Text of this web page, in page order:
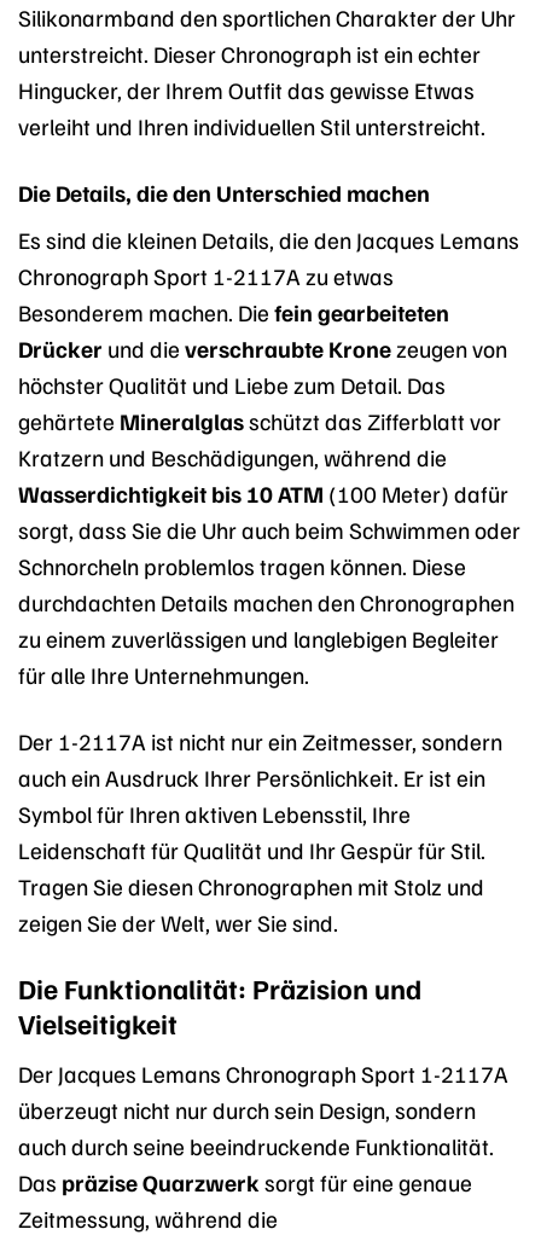
Silikonarmband den sportlichen Charakter der Uhr
unterstreicht. Dieser Chronograph ist ein echter
Hingucker, der Ihrem Outfit das gewisse Etwas
verleiht und Ihren individuellen Stil unterstreicht.
Die Details, die den Unterschied machen
Es sind die kleinen Details, die den Jacques Lemans
Chronograph Sport 1-2117A zu etwas
Besonderem machen. Die fein gearbeiteten
Drücker und die verschraubte Kronezeugen von
höchster Qualität und Liebe zum Detail. Das
gehärtete Mineralglasschützt das Zifferblatt vor
Kratzern und Beschädigungen, während die
Wasserdichtigkeit bis 10 ATM (100 Meter) dafür
sorgt, dass Sie die Uhr auch beim Schwimmen oder
Schnorcheln problemlos tragen können. Diese
durchdachten Details machen den Chronographen
zu einem zuverlässigen und langlebigen Begleiter
für alle Ihre Unternehmungen.
Der 1-2117A ist nicht nur ein Zeitmesser, sondern
auch ein Ausdruck Ihrer Persönlichkeit. Er ist ein
Symbol für Ihren aktiven Lebensstil, Ihre
Leidenschaft für Qualität und Ihr Gespür für Stil.
Tragen Sie diesen Chronographen mit Stolz und
zeigen Sie der Welt, wer Sie sind.
Die Funktionalität: Präzision und
Vielseitigkeit
Der Jacques Lemans Chronograph Sport 1-2117A
überzeugt nicht nur durch sein Design, sondern
auch durch seine beeindruckende Funktionalität.
Das präzise Quarzwerk sorgt für eine genaue
Zeitmessung, während die